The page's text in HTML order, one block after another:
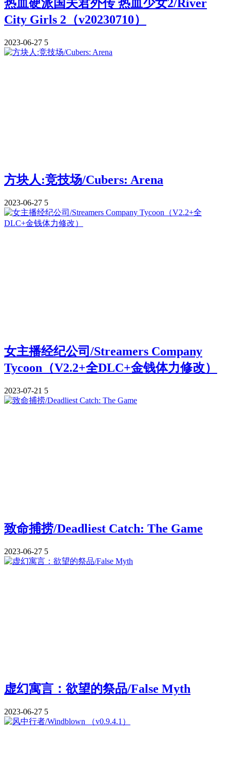
热血硬派国夫君外传 热血少女2/River
City Girls 2（v20230710）
2023-06-27 5
方块人:竞技场/Cubers: Arena
2023-06-27 5
女主播经纪公司/Streamers Company
Tycoon（V2.2+全DLC+金钱体力修改）
2023-07-21 5
致命捕捞/Deadliest Catch: The Game
2023-06-27 5
虚幻寓言：欲望的祭品/False Myth
2023-06-27 5